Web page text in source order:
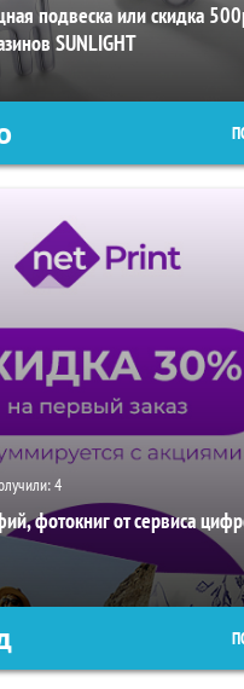
подвеска или скидка
SUNLIGHT
4
фотокниг от сервиса